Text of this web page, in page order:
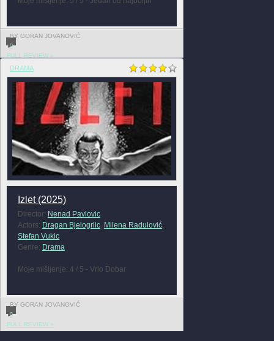
BY GORAN JOVANOVIĆ
0
FULL REVIEW »
DRAMA
Izlet (2025)
Director: Nenad Pavlovic
Actors: Dragan Bjelogrlic, Milena Radulović,
Stefan Vukic
Genre: Drama
Moje mišljenje: 4 / 5 - Vrlo Dobar
BY GORAN JOVANOVIĆ
0
FULL REVIEW »